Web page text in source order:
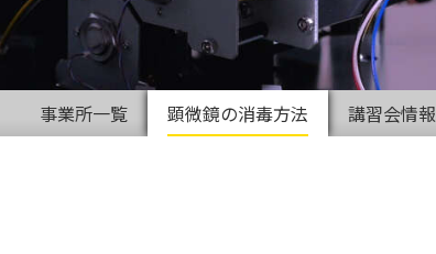
事業所一覧 顕微鏡の消毒方法 講習会情報